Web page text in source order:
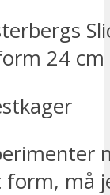
form, må